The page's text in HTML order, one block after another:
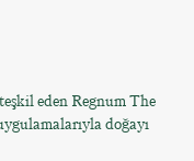
eden Regnum The
doğayı